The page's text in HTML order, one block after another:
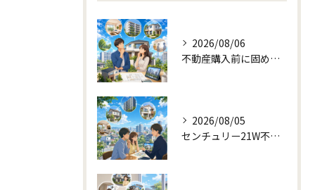
2026/08/06
不動産購入前に固める資金計画と住み替え判断
2026/08/05
センチュリー21W不動産販売と町目線の不動産相談